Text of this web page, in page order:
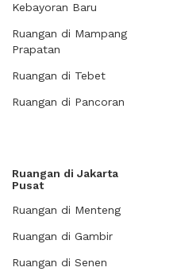
Kebayoran Baru
Ruangan di Mampang
Prapatan
Ruangan di Tebet
Ruangan di Pancoran
Ruangan di Jakarta
Pusat
Ruangan di Menteng
Ruangan di Gambir
Ruangan di Senen